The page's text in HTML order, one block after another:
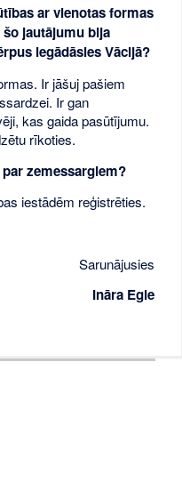
ar vienotas formas
jautājumu bija
iegādāsies Vācijā?
Ir jāšuj pašiem
Ir gan
kas gaida pasūtījumu.
rīkoties.
zemessargiem?
iestādēm reģistrēties.
Sarunājusies
Ināra Egle